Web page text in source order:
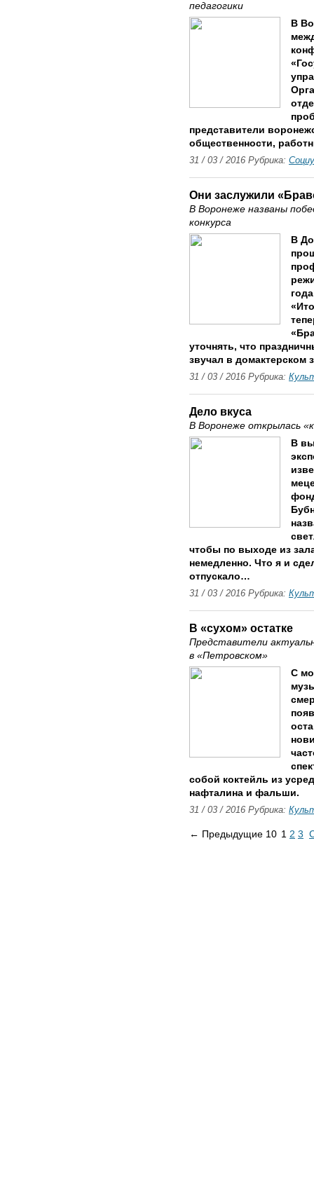
педагогики
В
представители
общественности,
31 / 03 / 2016 Рубрика:
Они заслужили
В Воронеже названы
конкурса
В
уточнять, что
звучал в домактерском
31 / 03 / 2016 Рубрика:
Дело вкуса
В Воронеже открылась
В
чтобы по выходе из
немедленно. Что я и
отпускало…
31 / 03 / 2016 Рубрика:
В «сухом» остатке
Представители
в «Петровском»
С
собой коктейль из
нафталина и фальши.
31 / 03 / 2016 Рубрика:
← Предыдущие 10 1 2 3